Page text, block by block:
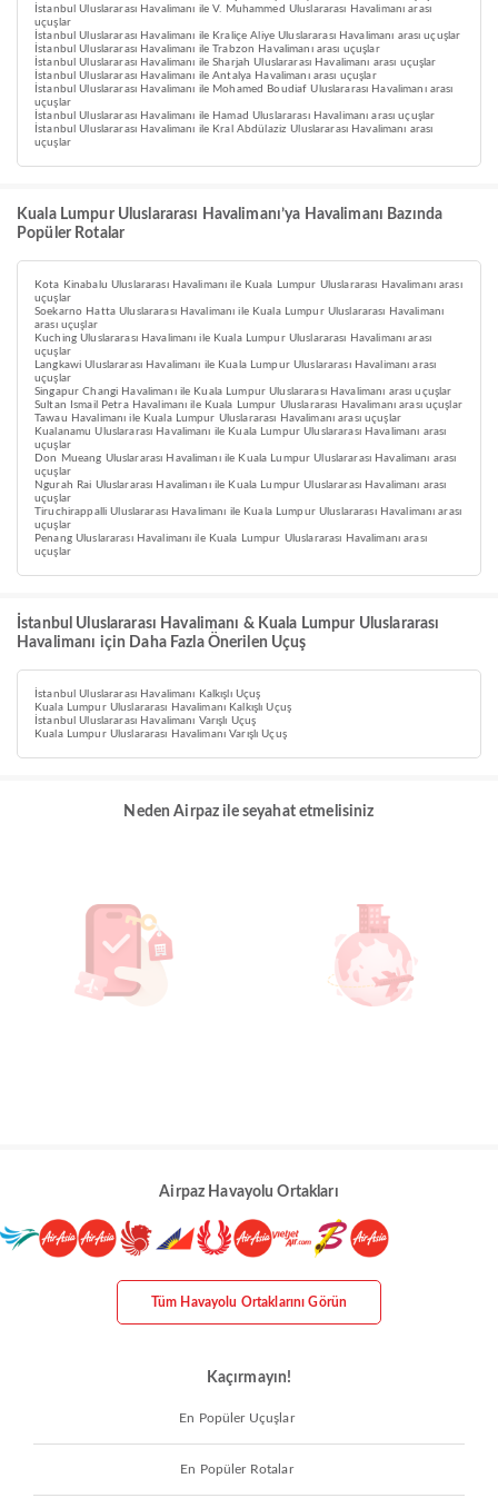
İstanbul Uluslararası Havalimanı ile V. Muhammed Uluslararası Havalimanı arası
uçuşlar
İstanbul Uluslararası Havalimanı ile Kraliçe Aliye Uluslararası Havalimanı arası uçuşlar
İstanbul Uluslararası Havalimanı ile Trabzon Havalimanı arası uçuşlar
İstanbul Uluslararası Havalimanı ile Sharjah Uluslararası Havalimanı arası uçuşlar
İstanbul Uluslararası Havalimanı ile Antalya Havalimanı arası uçuşlar
İstanbul Uluslararası Havalimanı ile Mohamed Boudiaf Uluslararası Havalimanı arası
uçuşlar
İstanbul Uluslararası Havalimanı ile Hamad Uluslararası Havalimanı arası uçuşlar
İstanbul Uluslararası Havalimanı ile Kral Abdülaziz Uluslararası Havalimanı arası
uçuşlar
Kuala Lumpur Uluslararası Havalimanı’ya Havalimanı Bazında
Popüler Rotalar
Kota Kinabalu Uluslararası Havalimanı ile Kuala Lumpur Uluslararası Havalimanı arası
uçuşlar
Soekarno Hatta Uluslararası Havalimanı ile Kuala Lumpur Uluslararası Havalimanı
arası uçuşlar
Kuching Uluslararası Havalimanı ile Kuala Lumpur Uluslararası Havalimanı arası
uçuşlar
Langkawi Uluslararası Havalimanı ile Kuala Lumpur Uluslararası Havalimanı arası
uçuşlar
Singapur Changi Havalimanı ile Kuala Lumpur Uluslararası Havalimanı arası uçuşlar
Sultan Ismail Petra Havalimanı ile Kuala Lumpur Uluslararası Havalimanı arası uçuşlar
Tawau Havalimanı ile Kuala Lumpur Uluslararası Havalimanı arası uçuşlar
Kualanamu Uluslararası Havalimanı ile Kuala Lumpur Uluslararası Havalimanı arası
uçuşlar
Don Mueang Uluslararası Havalimanı ile Kuala Lumpur Uluslararası Havalimanı arası
uçuşlar
Ngurah Rai Uluslararası Havalimanı ile Kuala Lumpur Uluslararası Havalimanı arası
uçuşlar
Tiruchirappalli Uluslararası Havalimanı ile Kuala Lumpur Uluslararası Havalimanı arası
uçuşlar
Penang Uluslararası Havalimanı ile Kuala Lumpur Uluslararası Havalimanı arası
uçuşlar
İstanbul Uluslararası Havalimanı & Kuala Lumpur Uluslararası
Havalimanı için Daha Fazla Önerilen Uçuş
İstanbul Uluslararası Havalimanı Kalkışlı Uçuş
Kuala Lumpur Uluslararası Havalimanı Kalkışlı Uçuş
İstanbul Uluslararası Havalimanı Varışlı Uçuş
Kuala Lumpur Uluslararası Havalimanı Varışlı Uçuş
Neden Airpaz ile seyahat etmelisiniz
Airpaz Havayolu Ortakları
Tüm Havayolu Ortaklarını Görün
Kaçırmayın!
En Popüler Uçuşlar
En Popüler Rotalar